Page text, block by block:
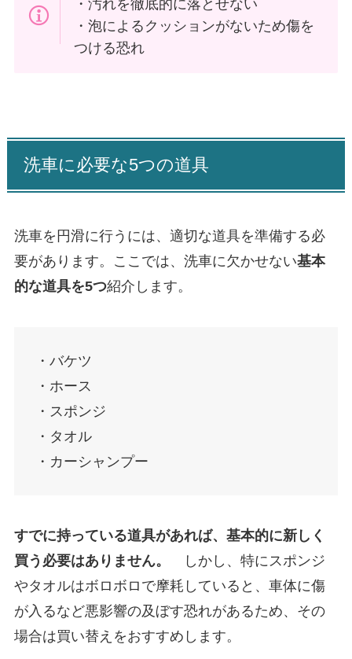
・汚れを徹底的に落とせない
・泡によるクッションがないため傷を
つける恐れ
洗車に必要な5つの道具
洗車を円滑に行うには、適切な道具を準備する必
要があります。ここでは、洗車に欠かせない基本
的な道具を5つ紹介します。
・バケツ
・ホース
・スポンジ
・タオル
・カーシャンプー
すでに持っている道具があれば、基本的に新しく
買う必要はありません。
しかし、特にスポンジ
やタオルはボロボロで摩耗していると、車体に傷
が入るなど悪影響の及ぼす恐れがあるため、その
場合は買い替えをおすすめします。